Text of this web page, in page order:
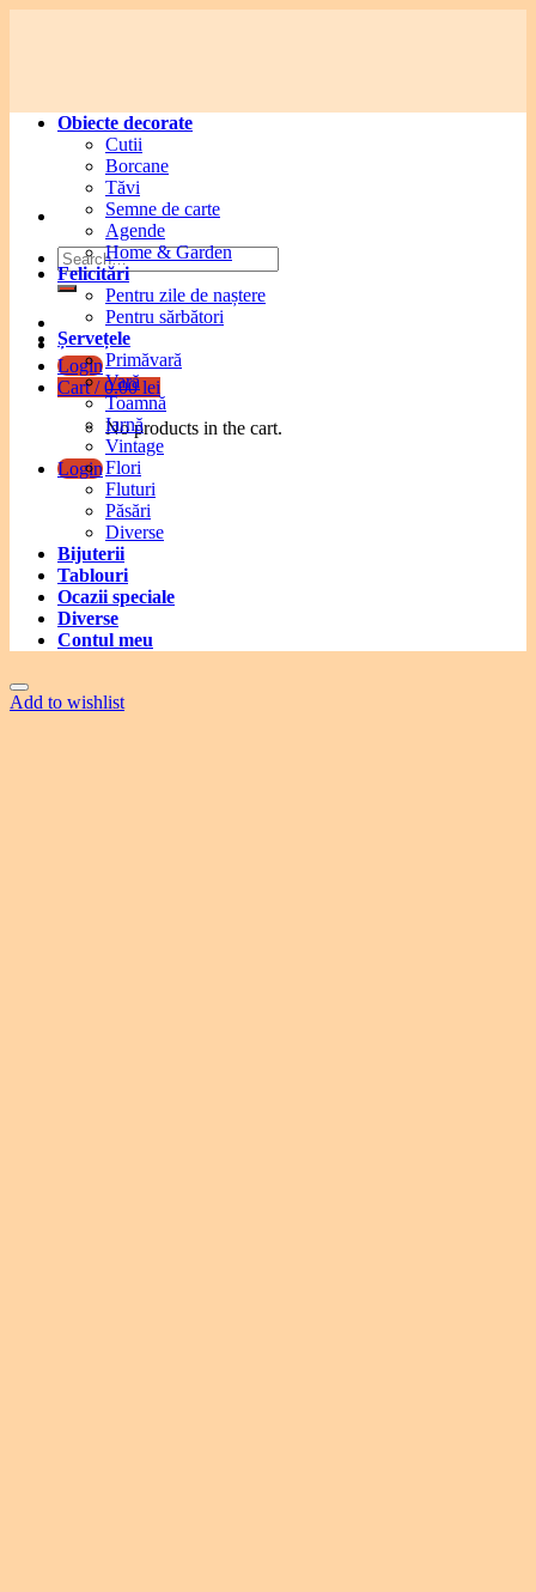
Search
for:
Login
Cart /0.00lei
No products in the cart.
Login
Obiecte decorate
Cutii
Borcane
Tăvi
Semne de carte
Agende
Home & Garden
Felicitări
Pentru zile de naștere
Pentru sărbători
Șervețele
Primăvară
Vară
Toamnă
Iarnă
Vintage
Flori
Fluturi
Păsări
Diverse
Bijuterii
Tablouri
Ocazii speciale
Diverse
Contul meu
Add to wishlist